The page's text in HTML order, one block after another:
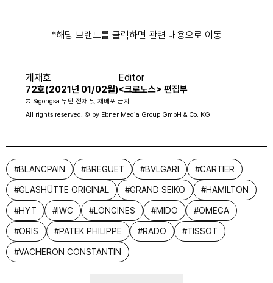
*해당 브랜드를 클릭하면 관련 내용으로 이동
게재호
72호(2021년 01/02월)
Editor
<크로노스> 편집부
© Sigongsa 무단 전재 및 재배포 금지
All rights reserved. © by Ebner Media Group GmbH & Co. KG
#BLANCPAIN #BREGUET #BVLGARI #CARTIER
#GLASHÜTTE ORIGINAL #GRAND SEIKO #HAMILTON
#HYT #IWC #LONGINES #MIDO #OMEGA
#ORIS #PATEK PHILIPPE #RADO #TISSOT
#VACHERON CONSTANTIN